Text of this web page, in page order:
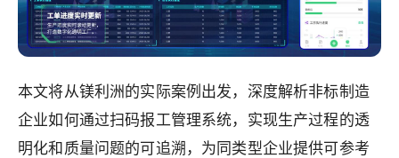
本文将从镁利洲的实际案例出发，深度解析非标制造
企业如何通过扫码报工管理系统，实现生产过程的透
明化和质量问题的可追溯，为同类型企业提供可参考